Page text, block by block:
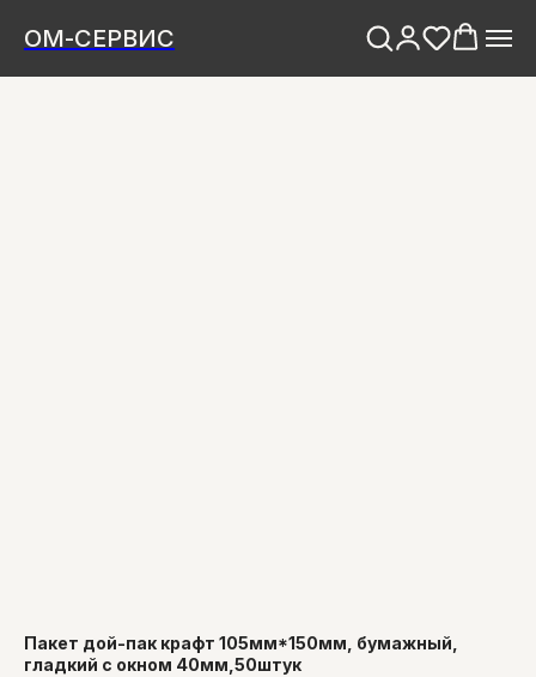
ОМ-СЕРВИС
Пакет дой-пак крафт 105мм*150мм, бумажный,
гладкий с окном 40мм,50штук